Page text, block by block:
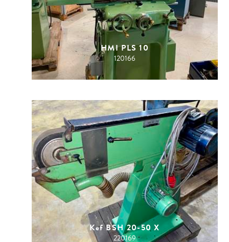
HMI PLS 10
120166
Kef BSH 20-50 X
220169